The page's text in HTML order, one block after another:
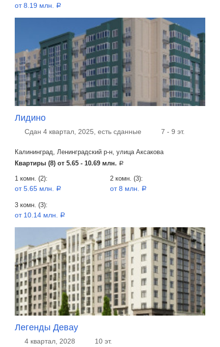
от 8.19 млн. a
Лидино
Сдан 4 квартал, 2025, есть сданные 7 - 9 эт.
Калининград, Ленинградский р-н, улица Аксакова
Квартиры (8) от 5.65 - 10.69 млн. a
1 комн. (2):
от 5.65 млн. a
2 комн. (3):
от 8 млн. a
3 комн. (3):
от 10.14 млн. a
Легенды Девау
4 квартал, 2028 10 эт.